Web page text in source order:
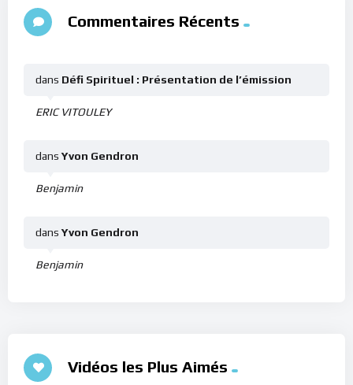
Commentaires Récents
ERIC VITOULEY
dans Défi Spirituel : Présentation de l’émission
Benjamin
dans Yvon Gendron
Benjamin
dans Yvon Gendron
Vidéos les Plus Aimés